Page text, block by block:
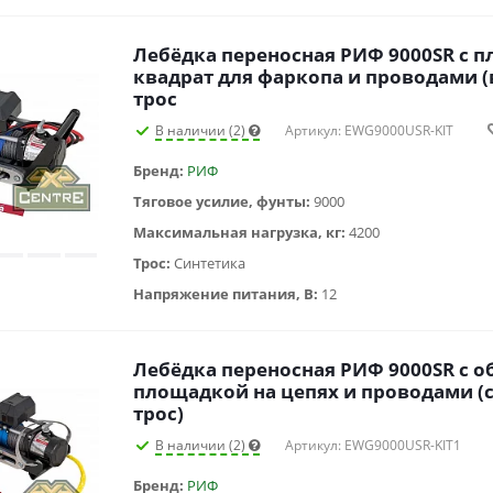
Лебёдка переносная РИФ 9000SR c
квадрат для фаркопа и проводами
трос
В наличии (2) Артикул: EWG9000USR-KIT
Бренд: РИФ
Тяговое усилие, фунты: 9000
Максимальная нагрузка, кг: 4200
Трос: Синтетика
Напряжение питания, В: 12
Лебёдка переносная РИФ 9000SR c
площадкой на цепях и проводами
трос)
В наличии (2) Артикул: EWG9000USR-KIT1
Бренд: РИФ